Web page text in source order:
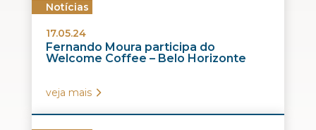
Notícias
17.05.24
Fernando Moura participa do
Welcome Coffee – Belo Horizonte
veja mais